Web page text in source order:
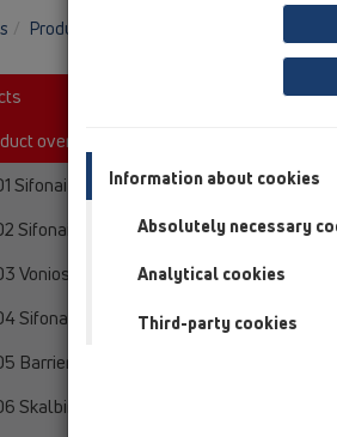
Product overview
overview
Sifonai plautuvėms
Sifonai praustuvams
Vonios
Sifonai dušo padėklams
Barriere-free showers
Skalbimo ir indų plovimo mašinos
Information about cookies
Absolutely necessary
Analytical cookies
Third-party cookies